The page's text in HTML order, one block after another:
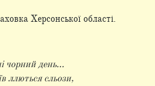
Херсонської області.
чорний день…
ллються сльози,